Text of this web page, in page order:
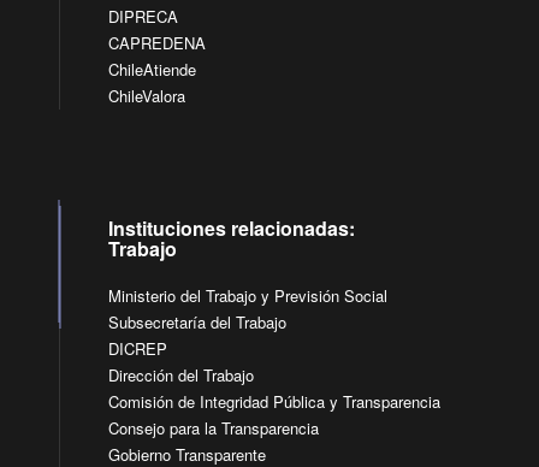
DIPRECA
CAPREDENA
ChileAtiende
ChileValora
Instituciones relacionadas:
Trabajo
Ministerio del Trabajo y Previsión Social
Subsecretaría del Trabajo
DICREP
Dirección del Trabajo
Comisión de Integridad Pública y Transparencia
Consejo para la Transparencia
Gobierno Transparente